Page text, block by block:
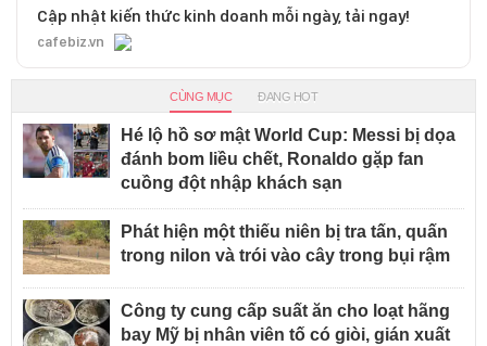
Cập nhật kiến thức kinh doanh mỗi ngày, tải ngay!
cafebiz.vn
CÙNG MỤC ĐANG HOT
Hé lộ hồ sơ mật World Cup: Messi bị dọa
đánh bom liều chết, Ronaldo gặp fan
cuồng đột nhập khách sạn
Phát hiện một thiếu niên bị tra tấn, quấn
trong nilon và trói vào cây trong bụi rậm
Công ty cung cấp suất ăn cho loạt hãng
bay Mỹ bị nhân viên tố có giòi, gián xuất